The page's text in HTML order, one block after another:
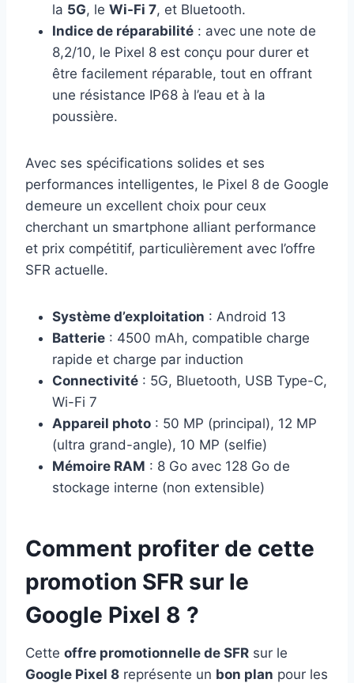
la 5G, le Wi-Fi 7, et Bluetooth.
Indice de réparabilité : avec une note de
8,2/10, le Pixel 8 est conçu pour durer et
être facilement réparable, tout en offrant
une résistance IP68 à l’eau et à la
poussière.
Avec ses spécifications solides et ses
performances intelligentes, le Pixel 8 de Google
demeure un excellent choix pour ceux
cherchant un smartphone alliant performance
et prix compétitif, particulièrement avec l’offre
SFR actuelle.
Système d’exploitation : Android 13
Batterie : 4500 mAh, compatible charge
rapide et charge par induction
Connectivité : 5G, Bluetooth, USB Type-C,
Wi-Fi 7
Appareil photo : 50 MP (principal), 12 MP
(ultra grand-angle), 10 MP (selfie)
Mémoire RAM : 8 Go avec 128 Go de
stockage interne (non extensible)
Comment profiter de cette
promotion SFR sur le
Google Pixel 8 ?
Cette offre promotionnelle de SFR sur le
Google Pixel 8 représente un bon plan pour les